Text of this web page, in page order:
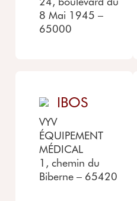
8 Mai 1945 –
65000
IBOS
VYV
ÉQUIPEMENT
MÉDICAL
1, chemin du
Biberne – 65420